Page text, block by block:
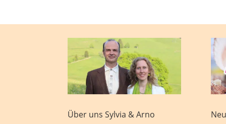
Über uns Sylvia & Arno